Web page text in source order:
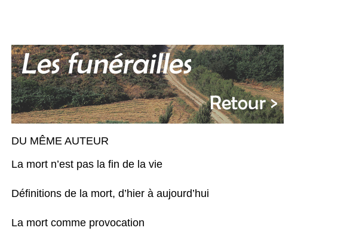
DU MÊME AUTEUR
La mort n’est pas la fin de la vie
Définitions de la mort, d’hier à aujourd’hui
La mort comme provocation